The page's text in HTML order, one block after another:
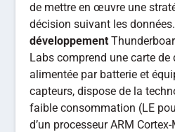
de mettre en œuvre une
décision suivant les
développement
Labs comprend une carte
alimentée par batterie et
capteurs, dispose de la
faible consommation (LE
d’un processeur ARM